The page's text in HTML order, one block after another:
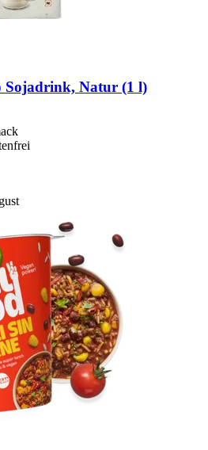
Sojadrink, Natur (1 l)